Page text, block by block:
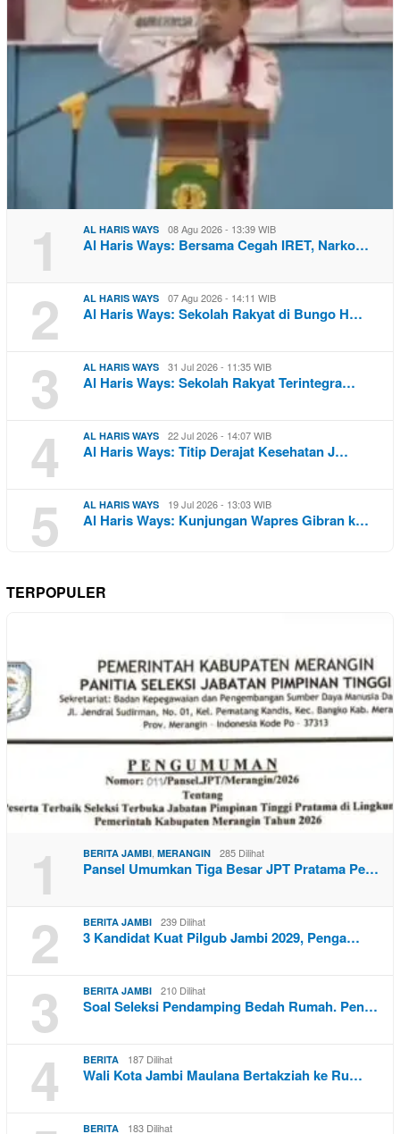
1 AL HARIS WAYS 08 Agu 2026 - 13:39 WIB
Al Haris Ways: Bersama Cegah IRET, Narko…
2 AL HARIS WAYS 07 Agu 2026 - 14:11 WIB
Al Haris Ways: Sekolah Rakyat di Bungo H…
3 AL HARIS WAYS 31 Jul 2026 - 11:35 WIB
Al Haris Ways: Sekolah Rakyat Terintegra…
4 AL HARIS WAYS 22 Jul 2026 - 14:07 WIB
Al Haris Ways: Titip Derajat Kesehatan J…
5 AL HARIS WAYS 19 Jul 2026 - 13:03 WIB
Al Haris Ways: Kunjungan Wapres Gibran k…
TERPOPULER
1 BERITA JAMBI, MERANGIN 285 Dilihat
Pansel Umumkan Tiga Besar JPT Pratama Pe…
2 BERITA JAMBI 239 Dilihat
3 Kandidat Kuat Pilgub Jambi 2029, Penga…
3 BERITA JAMBI 210 Dilihat
Soal Seleksi Pendamping Bedah Rumah. Pen…
4 BERITA 187 Dilihat
Wali Kota Jambi Maulana Bertakziah ke Ru…
BERITA 183 Dilihat